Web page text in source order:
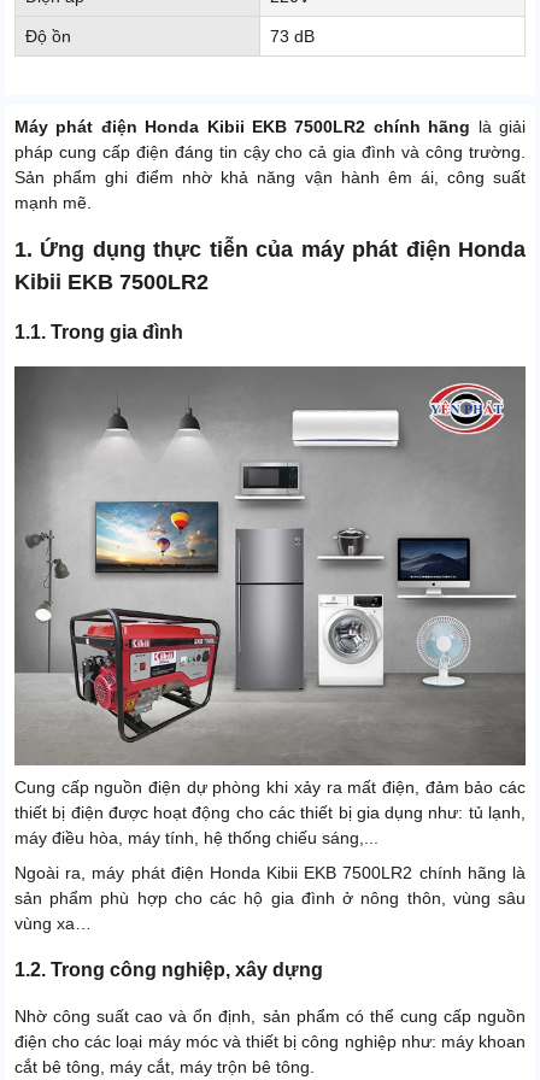
Độ ồn 73 dB
Máy phát điện Honda Kibii EKB 7500LR2 chính hãng là giải
pháp cung cấp điện đáng tin cậy cho cả gia đình và công trường.
Sản phẩm ghi điểm nhờ khả năng vận hành êm ái, công suất
mạnh mẽ.
1. Ứng dụng thực tiễn của máy phát điện Honda
Kibii EKB 7500LR2
1.1. Trong gia đình
Cung cấp nguồn điện dự phòng khi xảy ra mất điện, đảm bảo các
thiết bị điện được hoạt động cho các thiết bị gia dụng như: tủ lạnh,
máy điều hòa, máy tính, hệ thống chiếu sáng,...
Ngoài ra, máy phát điện Honda Kibii EKB 7500LR2 chính hãng là
sản phẩm phù hợp cho các hộ gia đình ở nông thôn, vùng sâu
vùng xa…
1.2. Trong công nghiệp, xây dựng
Nhờ công suất cao và ổn định, sản phẩm có thể cung cấp nguồn
điện cho các loại máy móc và thiết bị công nghiệp như: máy khoan
cắt bê tông, máy cắt, máy trộn bê tông.